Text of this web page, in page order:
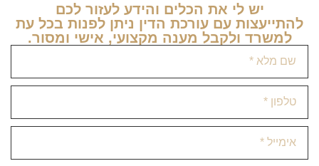
יש לי את הכלים והידע לעזור לכם
להתייעצות עם עורכת הדין ניתן לפנות בכל עת
למשרד ולקבל מענה מקצועי, אישי ומסור.